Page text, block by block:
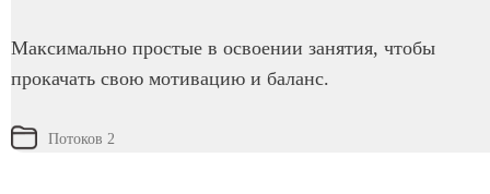
Максимально простые в освоении занятия, чтобы
прокачать свою мотивацию и баланс.
Потоков 2